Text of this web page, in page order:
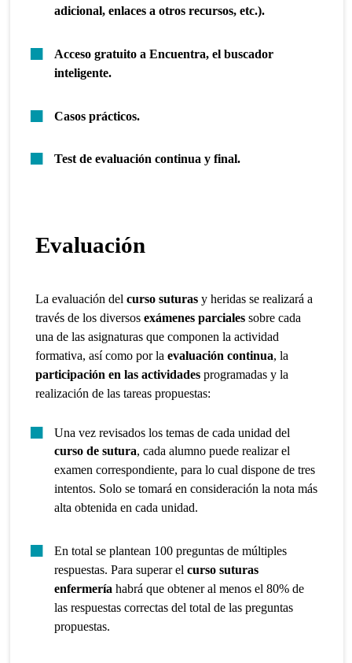
adicional, enlaces a otros recursos, etc.).
Acceso gratuito a Encuentra, el buscador
inteligente.
Casos prácticos.
Test de evaluación continua y final.
Evaluación
La evaluación delcurso suturas y heridas se realizará a
través de los diversosexámenes parciales sobre cada
una de las asignaturas que componen la actividad
formativa, así como por laevaluación continua, la
participación en las actividades programadas y la
realización de las tareas propuestas:
Una vez revisados los temas de cada unidad del
curso de sutura, cada alumno puede realizar el
examen correspondiente, para lo cual dispone de tres
intentos. Solo se tomará en consideración la nota más
alta obtenida en cada unidad.
En total se plantean 100 preguntas de múltiples
respuestas. Para superar elcurso suturas
enfermería habrá que obtener al menos el 80% de
las respuestas correctas del total de las preguntas
propuestas.